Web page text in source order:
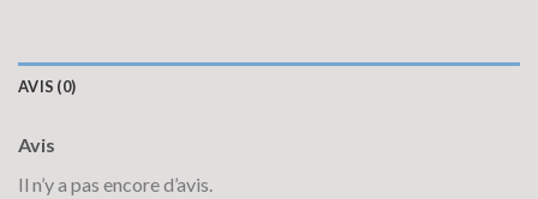
AVIS (0)
Avis
Il n’y a pas encore d’avis.